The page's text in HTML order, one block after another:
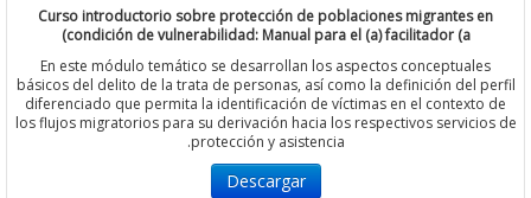
Curso introductorio sobre protección de poblaciones
condición de vulnerabilidad: Manual para el (a) facilitador (a)
En este módulo temático se desarrollan los aspectos
básicos del delito de la trata de personas, así como la definición
diferenciado que permita la identificación de víctimas en el
los flujos migratorios para su derivación hacia los respectivos
protección y asistencia.
Descargar